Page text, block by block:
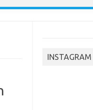
INSTAGRAM